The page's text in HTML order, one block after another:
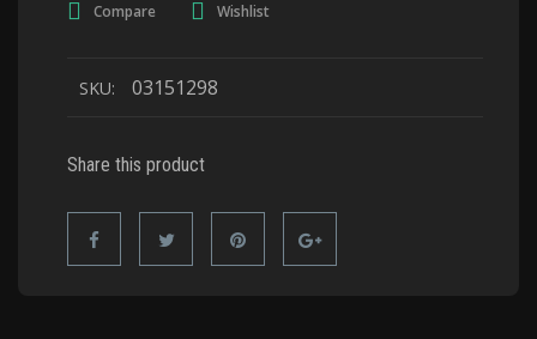
Compare Wishlist
SKU: 03151298
Share this product